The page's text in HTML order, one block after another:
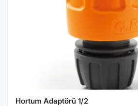
Hortum Adaptörü 1/2